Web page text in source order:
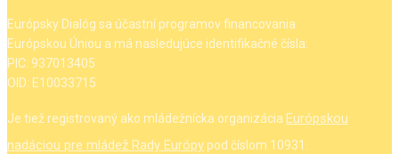
Európsky Dialóg sa účastní programov financovania
Európskou Úniou a má nasledujúce identifikačné čísla:
PIC: 937013405
OID: E10033715
Je tiež registrovaný ako mládežnícka organizácia Európskou
nadáciou pre mládež Rady Európy pod číslom 10931.